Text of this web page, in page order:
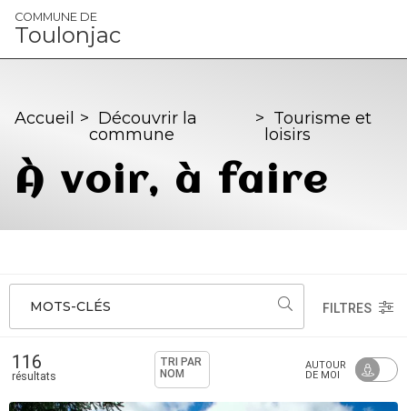
Panneau de gestion des cookies
COMMUNE DE
Toulonjac
Accueil > Découvrir la
commune
> Tourisme et
loisirs
À voir, à faire
MOTS-CLÉS FILTRES
116
résultats
TRI PAR
NOM
AUTOUR
DE MOI